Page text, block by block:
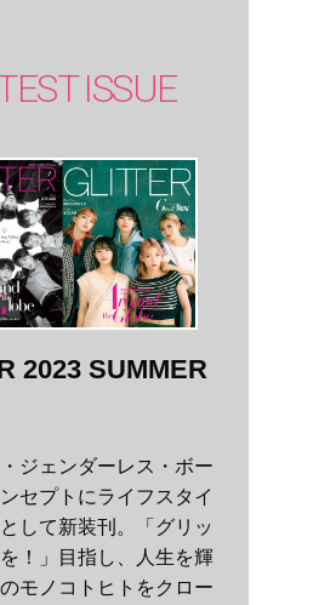
ISSUE
2023 SUMMER
ジェンダーレス・ボー
セプトにライフスタイ
して新装刊。「グリッ
！」目指し、人生を輝
モノコトヒトをクロー